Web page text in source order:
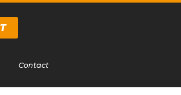
Contact